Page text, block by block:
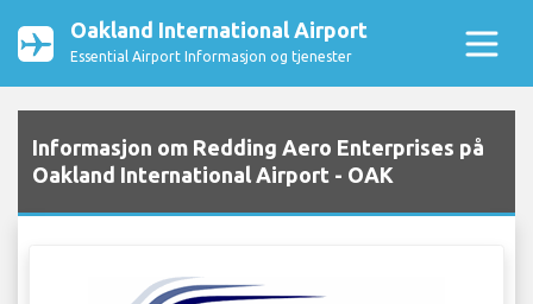
Oakland International Airport
Essential Airport Informasjon og tjenester
Informasjon om Redding Aero Enterprises på
Oakland International Airport - OAK